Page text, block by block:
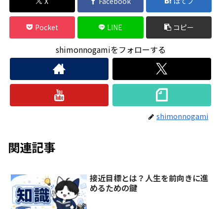
Pocket LINE コピー
shimonnogamiをフォローする
shimonnogami
関連記事
接近目標とは？人生を前向きに進
めるための鍵